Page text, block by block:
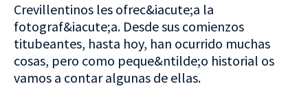
Crevillentinos les ofrec&iacute;a la
fotograf&iacute;a. Desde sus comienzos
titubeantes, hasta hoy, han ocurrido muchas
cosas, pero como peque&ntilde;o historial os
vamos a contar algunas de ellas.